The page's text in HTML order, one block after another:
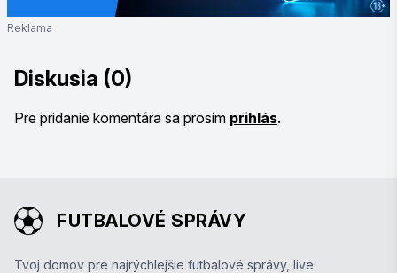
Reklama
Diskusia (0)
Pre pridanie komentára sa prosím prihlás.
FUTBALOVÉ SPRÁVY
Tvoj domov pre najrýchlejšie futbalové správy, live